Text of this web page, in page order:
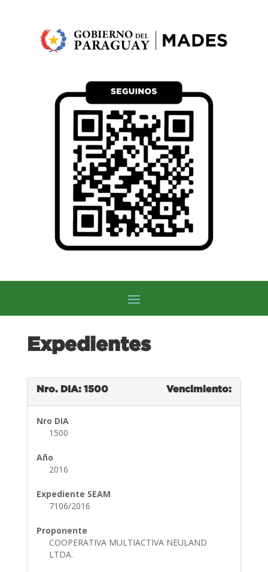
Expedientes
Nro. DIA: 1500 Vencimiento:
Nro DIA
1500
Año
2016
Expediente SEAM
7106/2016
Proponente
COOPERATIVA MULTIACTIVA NEULAND
LTDA.